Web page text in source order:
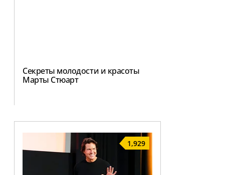
Секреты молодости и красоты
Марты Стюарт
1,929